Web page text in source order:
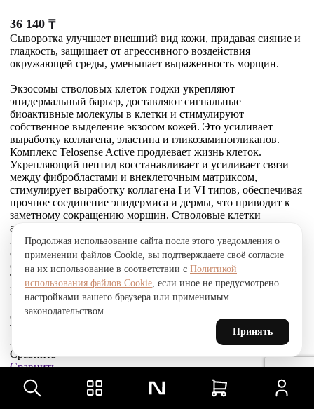
36 140 ₸
Сыворотка улучшает внешний вид кожи, придавая сияние и
гладкость, защищает от агрессивного воздействия
окружающей среды, уменьшает выраженность морщин.
Экзосомы стволовых клеток годжи укрепляют
эпидермальный барьер, доставляют сигнальные
биоактивные молекулы в клетки и стимулируют
собственное выделение экзосом кожей. Это усиливает
выработку коллагена, эластина и гликозаминогликанов.
Комплекс Telosense Active продлевает жизнь клеток.
Укрепляющий пептид восстанавливает и усиливает связи
между фибробластами и внеклеточным матриксом,
стимулирует выработку коллагена I и VI типов, обеспечивая
прочное соединение эпидермиса и дермы, что приводит к
заметному сокращению морщин. Стволовые клетки
альпийской розы защищают, поддерживают и
восстанавливают устойчивость кожи к агрессивным
факторам окружающей среды и преждевременному
старению, улучшают барьерные свойства.
Товар был добавлен
В СРАВНЕНИЕ
чтобы посмотреть список сравнение, добавьте хотя бы ещё
один товар.
Товар был добавлен
в сравнение
Сравнить
Сравнить
Товар был добавлен
в избранное
Перейти в избранное
Для того, чтобы добавить в избранное, выберите тип товара.
Продолжая использование сайта после этого уведомления о
применении файлов Cookie, вы подтверждаете своё согласие
на их использование в соответствии с Политикой
использования файлов Cookie, если иное не предусмотрено
настройками вашего браузера или применимым
законодательством.
Принять